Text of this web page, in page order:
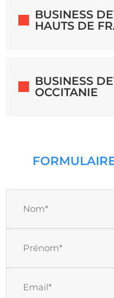
BUSINESS
HAUTS DE
BUSINESS
OCCITANIE